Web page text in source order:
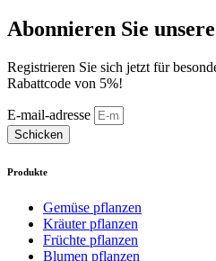
Abonnieren Sie
Registrieren Sie sich jetzt für
Rabattcode von 5%!
E-mail-adresse
Schicken
Produkte
Gemüse pflanzen
Kräuter pflanzen
Früchte pflanzen
Blumen pflanzen